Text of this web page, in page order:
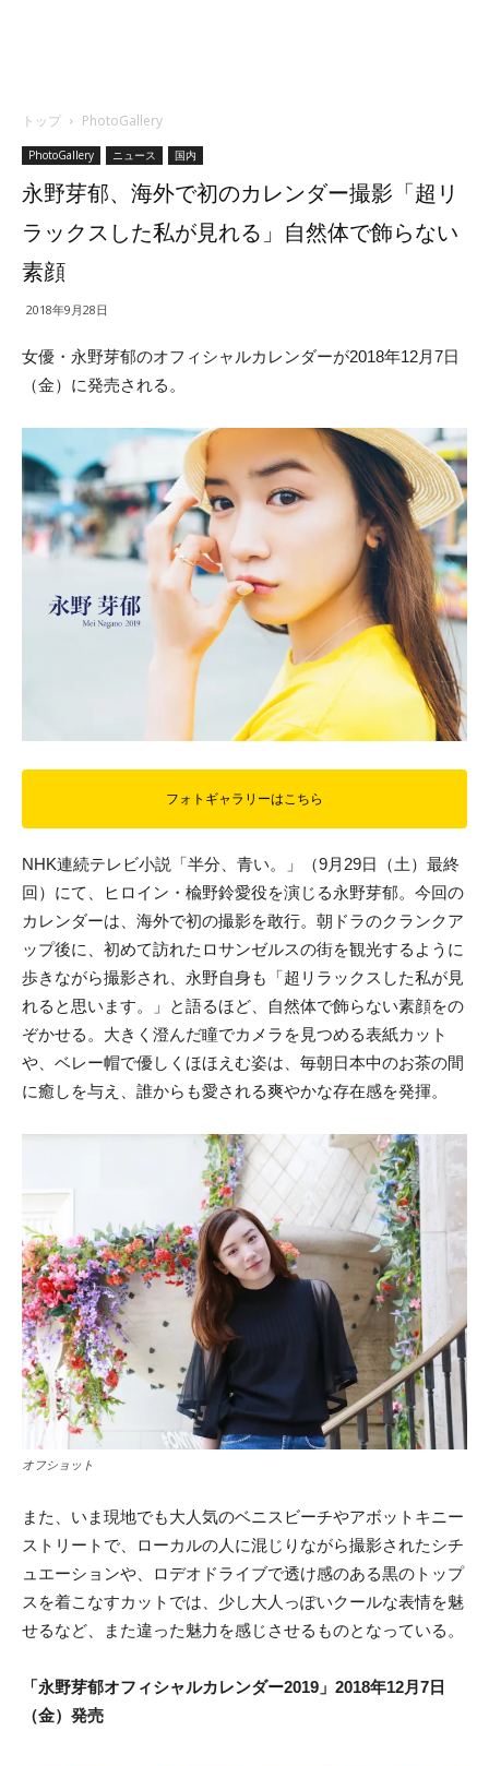
トップ PhotoGallery
PhotoGallery ニュース 国内
永野芽郁、海外で初のカレンダー撮影「超リ
ラックスした私が見れる」自然体で飾らない
素顔
2018年9月28日
女優・永野芽郁のオフィシャルカレンダーが2018年12月7日
（金）に発売される。
フォトギャラリーはこちら
NHK連続テレビ小説「半分、青い。」（9月29日（土）最終
回）にて、ヒロイン・楡野鈴愛役を演じる永野芽郁。今回の
カレンダーは、海外で初の撮影を敢行。朝ドラのクランクア
ップ後に、初めて訪れたロサンゼルスの街を観光するように
歩きながら撮影され、永野自身も「超リラックスした私が見
れると思います。」と語るほど、自然体で飾らない素顔をの
ぞかせる。大きく澄んだ瞳でカメラを見つめる表紙カット
や、ベレー帽で優しくほほえむ姿は、毎朝日本中のお茶の間
に癒しを与え、誰からも愛される爽やかな存在感を発揮。
オフショット
また、いま現地でも大人気のベニスビーチやアボットキニー
ストリートで、ローカルの人に混じりながら撮影されたシチ
ュエーションや、ロデオドライブで透け感のある黒のトップ
スを着こなすカットでは、少し大人っぽいクールな表情を魅
せるなど、また違った魅力を感じさせるものとなっている。
「永野芽郁オフィシャルカレンダー2019」2018年12月7日
（金）発売